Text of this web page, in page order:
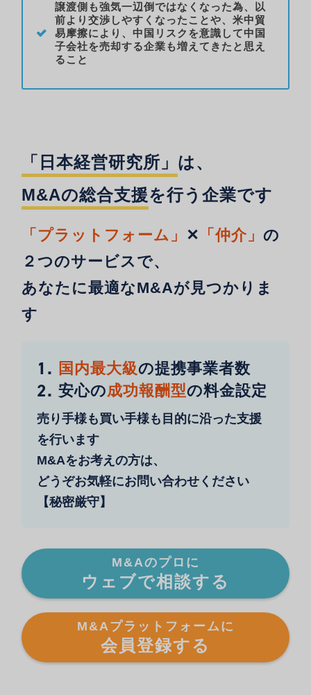
譲渡側も強気一辺倒ではなくなった為、以
前より交渉しやすくなったことや、米中貿
易摩擦により、中国リスクを意識して中国
子会社を売却する企業も増えてきたと思え
ること
「日本経営研究所」 は、
M&Aの総合支援を行う企業です
「プラットフォーム」 ✕ 「仲介」 の
２つのサービスで、
あなたに最適なM&Aが見つかりま
す
1. 国内最大級の提携事業者数
2. 安心の成功報酬型の料金設定
売り手様も買い手様も目的に沿った支援
を行います
M&Aをお考えの方は、
どうぞお気軽にお問い合わせください
【秘密厳守】
M&Aのプロに
ウェブで相談する
M&Aプラットフォームに
会員登録する